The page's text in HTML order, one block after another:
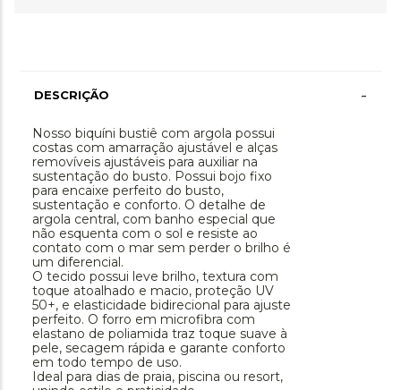
DESCRIÇÃO -
Nosso biquíni bustiê com argola possui
costas com amarração ajustável e alças
removíveis ajustáveis para auxiliar na
sustentação do busto. Possui bojo fixo
para encaixe perfeito do busto,
sustentação e conforto. O detalhe de
argola central, com banho especial que
não esquenta com o sol e resiste ao
contato com o mar sem perder o brilho é
um diferencial.
O tecido possui leve brilho, textura com
toque atoalhado e macio, proteção UV
50+, e elasticidade bidirecional para ajuste
perfeito. O forro em microfibra com
elastano de poliamida traz toque suave à
pele, secagem rápida e garante conforto
em todo tempo de uso.
Ideal para dias de praia, piscina ou resort,